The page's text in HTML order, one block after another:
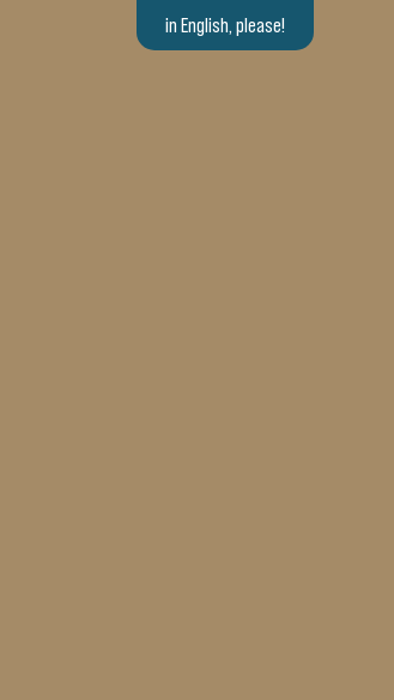
in English, please!